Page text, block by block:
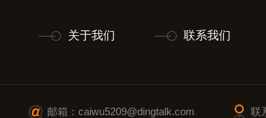
关于我们 联系我们
邮箱：caiwu5209@dingtalk.com 联